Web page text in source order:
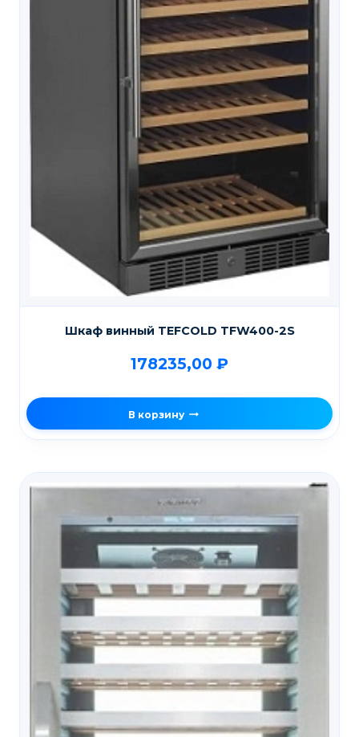
Шкаф винный TEFCOLD TFW400-2S
178235,00 ₽
В корзину